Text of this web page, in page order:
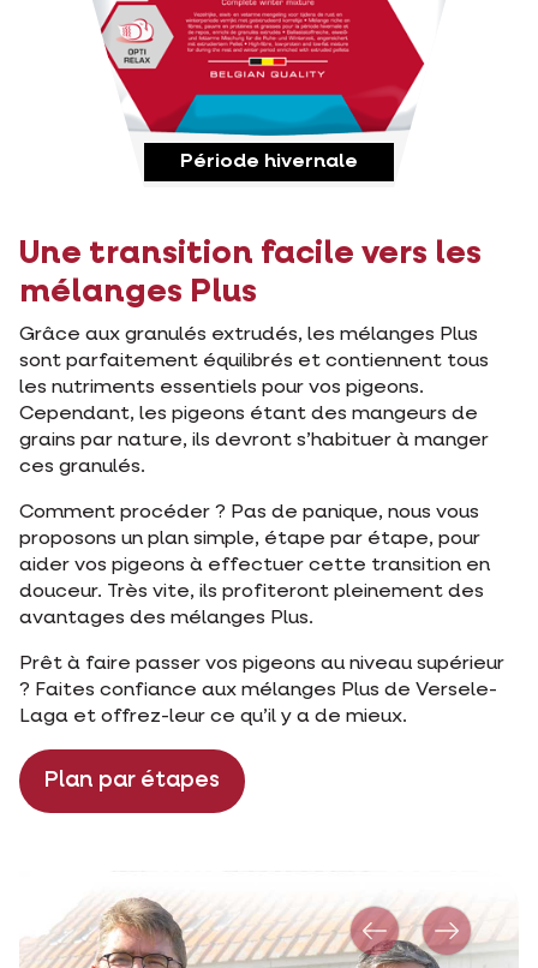
Période hivernale
Une transition facile vers les
mélanges Plus
Grâce aux granulés extrudés, les mélanges Plus
sont parfaitement équilibrés et contiennent tous
les nutriments essentiels pour vos pigeons.
Cependant, les pigeons étant des mangeurs de
grains par nature, ils devront s’habituer à manger
ces granulés.
Comment procéder ? Pas de panique, nous vous
proposons un plan simple, étape par étape, pour
aider vos pigeons à effectuer cette transition en
douceur. Très vite, ils profiteront pleinement des
avantages des mélanges Plus.
Prêt à faire passer vos pigeons au niveau supérieur
? Faites confiance aux mélanges Plus de Versele-
Laga et offrez-leur ce qu’il y a de mieux.
Plan par étapes
PrécédentSuivante